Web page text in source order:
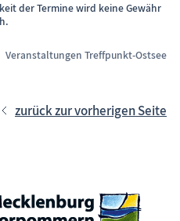
der Termine wird keine Gewähr
Veranstaltungen Treffpunkt-Ostsee
zurück zur vorherigen Seite